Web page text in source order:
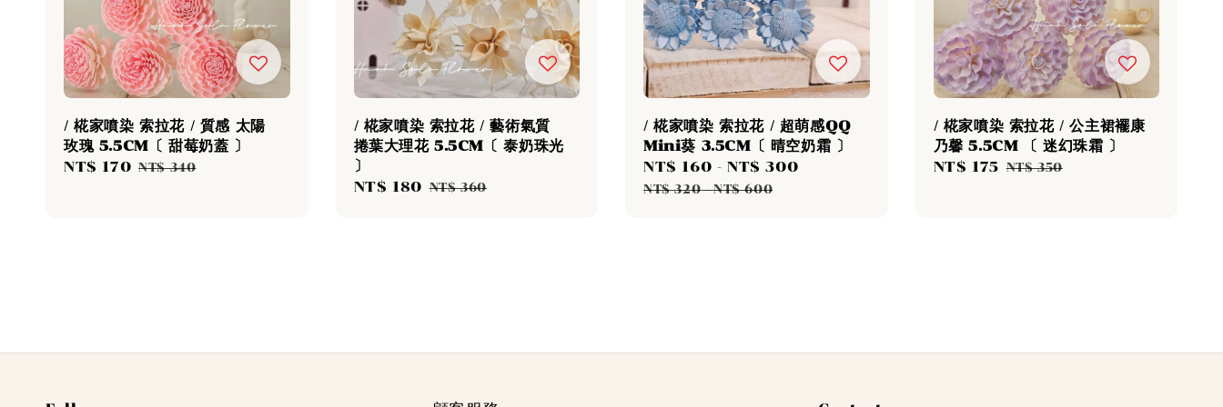
/ 椛家噴染 索拉花 / 質感 太陽
玫瑰 5.5CM〔 甜莓奶蓋 〕
Sale
NT$ 170 Regular
NT$ 340
/ 椛家噴染 索拉花 / 藝術氣質
捲葉大理花 5.5CM〔 泰奶珠光
〕
Sale
NT$ 180 Regular
NT$ 360
/ 椛家噴染 索拉花 / 超萌感QQ
Mini葵 3.5CM〔 晴空奶霜 〕
Sale
price
NT$ 160 -NT$ 300
NT$ 320-NT$ 600
/ 椛家噴染 索拉花 / 公主裙襬康
乃馨 5.5CM 〔 迷幻珠霜 〕
Sale
NT$ 175 Regular
NT$ 350